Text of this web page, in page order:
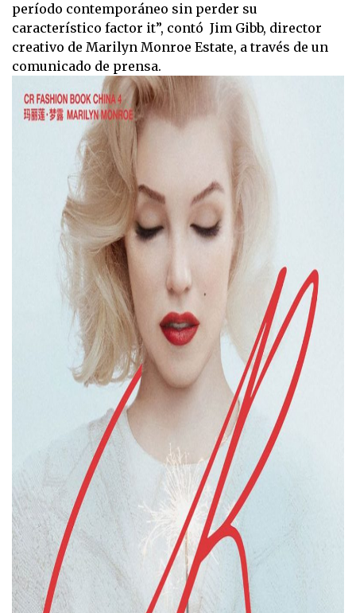
período contemporáneo sin perder su
característico factor it”, contó Jim Gibb, director
creativo de Marilyn Monroe Estate, a través de un
comunicado de prensa.